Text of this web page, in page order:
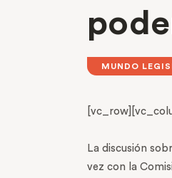
MUNDO
La discusión
vez con la